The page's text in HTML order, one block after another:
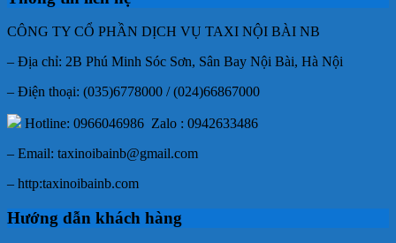
CÔNG TY CỔ PHẦN DỊCH VỤ TAXI NỘI BÀI NB
– Địa chỉ: 2B Phú Minh Sóc Sơn, Sân Bay Nội Bài, Hà Nội
– Điện thoại: (035)6778000 / (024)66867000
Hotline: 0966046986 Zalo : 0942633486
– Email: taxinoibainb@gmail.com
– http:taxinoibainb.com
Hướng dẫn khách hàng